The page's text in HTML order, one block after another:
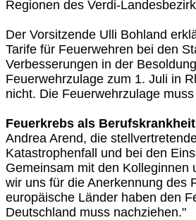
Regionen des Verdi-
Der Vorsitzende Ulli Bohland
Tarife für Feuerwehren bei den
Verbesserungen in der
Feuerwehrzulage zum 1. Juli in
nicht. Die Feuerwehrzulage
Feuerkrebs als
Andrea Arend, die
Katastrophenfall und bei den
Gemeinsam mit den
wir uns für die Anerkennung des
europäische Länder haben den
Deutschland muss nachziehen."